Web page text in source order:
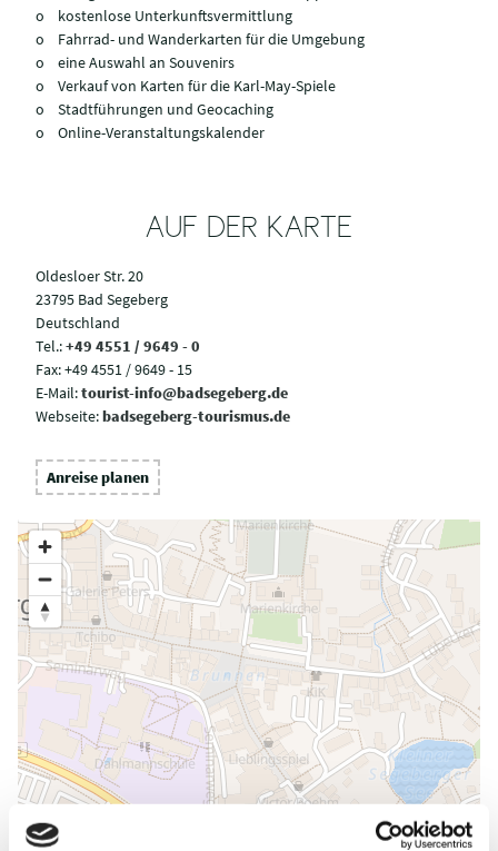
o kostenlose Unterkunftsvermittlung
o Fahrrad- und Wanderkarten für die Umgebung
o eine Auswahl an Souvenirs
o Verkauf von Karten für die Karl-May-Spiele
o Stadtführungen und Geocaching
o Online-Veranstaltungskalender
AUF DER KARTE
Oldesloer Str. 20
23795 Bad Segeberg
Deutschland
Tel.:+49 4551 / 9649 - 0
Fax:+49 4551 / 9649 - 15
E-Mail:tourist-info@badsegeberg.de
Webseite:badsegeberg-tourismus.de
Anreise planen